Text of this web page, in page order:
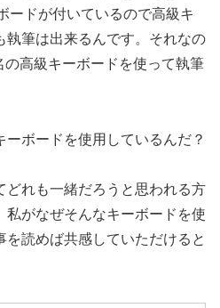
ードが付いているので高級キ
執筆は出来るんです。それなの
高級キーボードを使って執筆
ボードを使用しているんだ？
れも一緒だろうと思われる方
私がなぜそんなキーボードを使
を読めば共感していただけると